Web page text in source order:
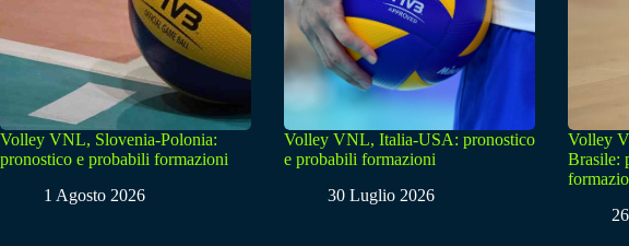
Volley VNL, Slovenia-Polonia:
pronostico e probabili formazioni
1 Agosto 2026
Volley VNL, Italia-USA: pronostico
e probabili formazioni
30 Luglio 2026
Volley
Brasile: